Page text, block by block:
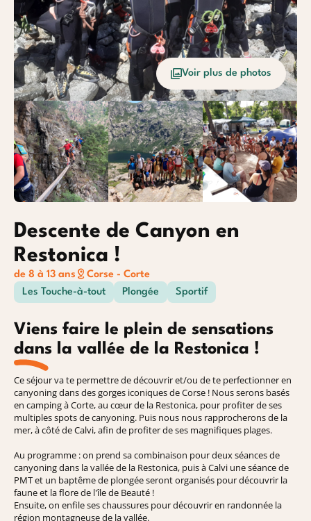
Baroudeurs
Voir plus de photos
Descente de Canyon en
Restonica !
de 8 à 13 ans
Corse - Corte
Les Touche-à-tout
Plongée Sportif
Viens faire le plein de sensations
dans la vallée de la Restonica !
Ce séjour va te permettre de découvrir et/ou de te perfectionner en
canyoning dans des gorges iconiques de Corse ! Nous serons basés
en camping à Corte, au cœur de la Restonica, pour profiter de ses
multiples spots de canyoning. Puis nous nous rapprocherons de la
mer, à côté de Calvi, afin de profiter de ses magnifiques plages.
Au programme : on prend sa combinaison pour deux séances de
canyoning dans la vallée de la Restonica, puis à Calvi une séance de
PMT et un baptême de plongée seront organisés pour découvrir la
faune et la flore de l'île de Beauté !
Ensuite, on enfile ses chaussures pour découvrir en randonnée la
région montagneuse de la vallée.